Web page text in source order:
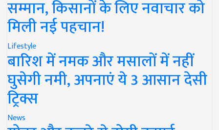
सम्मान, किसानों के लिए नवाचार को
मिली नई पहचान!
Lifestyle
बारिश में नमक और मसालों में नहीं
घुसेगी नमी, अपनाएं ये 3 आसान देसी
ट्रिक्स
News